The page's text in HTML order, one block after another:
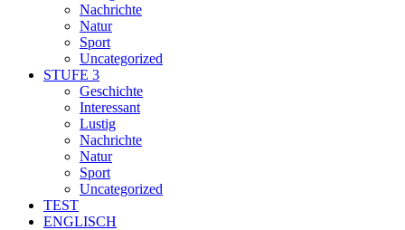
Nachrichte
Natur
Sport
Uncategorized
STUFE 3
Geschichte
Interessant
Lustig
Nachrichte
Natur
Sport
Uncategorized
TEST
ENGLISCH